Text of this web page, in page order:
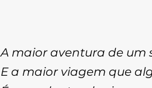
A maior aventura de um
E a maior viagem que